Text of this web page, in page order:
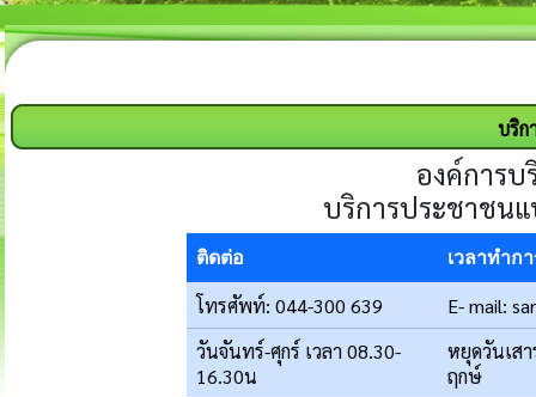
บริก
องค์การ
บริการประชาชนแ
ติดต่อ เวลาทำก
โทรศัพท์: 044-300 639
E- mail:
วันจันทร์-ศุกร์ เวลา 08.30-
16.30น
หยุดวันเส
ฤกษ์